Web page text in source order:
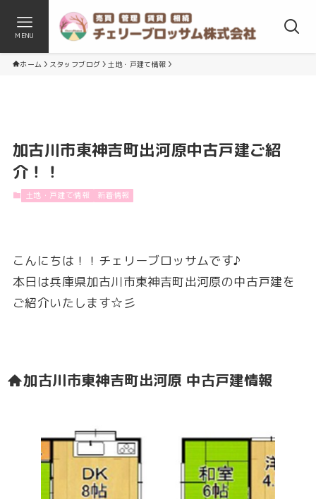
MENU
ホーム スタッフブログ 土地・戸建て情報
加古川市東神吉町出河原中古戸建ご紹
介！！
土地・戸建て情報 新着情報
こんにちは！！チェリーブロッサムです♪
本日は兵庫県加古川市東神吉町出河原の中古戸建を
ご紹介いたします☆彡
加古川市東神吉町出河原 中古戸建情報